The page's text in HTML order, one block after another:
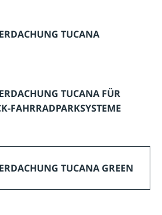
TUCANA
TUCANA FÜR
FAHRRADPARKSYSTEME
TUCANA GREEN